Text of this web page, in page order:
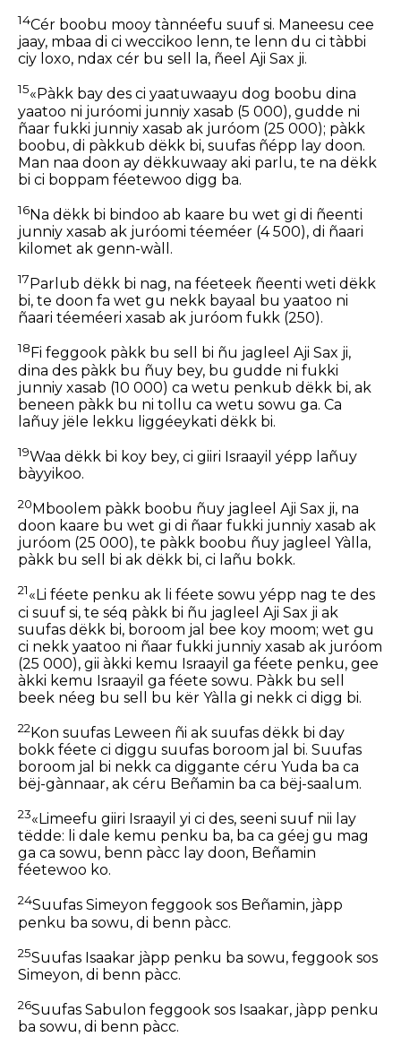
14Cér boobu mooy tànnéefu suuf si. Maneesu cee
jaay, mbaa di ci weccikoo lenn, te lenn du ci tàbbi
ciy loxo, ndax cér bu sell la, ñeel Aji Sax ji.
15«Pàkk bay des ci yaatuwaayu dog boobu dina
yaatoo ni juróomi junniy xasab (5 000), gudde ni
ñaar fukki junniy xasab ak juróom (25 000); pàkk
boobu, di pàkkub dëkk bi, suufas ñépp lay doon.
Man naa doon ay dëkkuwaay aki parlu, te na dëkk
bi ci boppam féetewoo digg ba.
16Na dëkk bi bindoo ab kaare bu wet gi di ñeenti
junniy xasab ak juróomi téeméer (4 500), di ñaari
kilomet ak genn-wàll.
17 Parlub dëkk bi nag, na féeteek ñeenti weti dëkk
bi, te doon fa wet gu nekk bayaal bu yaatoo ni
ñaari téeméeri xasab ak juróom fukk (250).
18 Fi feggook pàkk bu sell bi ñu jagleel Aji Sax ji,
dina des pàkk bu ñuy bey, bu gudde ni fukki
junniy xasab (10 000) ca wetu penkub dëkk bi, ak
beneen pàkk bu ni tollu ca wetu sowu ga. Ca
lañuy jële lekku liggéeykati dëkk bi.
19Waa dëkk bi koy bey, ci giiri Israayil yépp lañuy
bàyyikoo.
20 Mboolem pàkk boobu ñuy jagleel Aji Sax ji, na
doon kaare bu wet gi di ñaar fukki junniy xasab ak
juróom (25 000), te pàkk boobu ñuy jagleel Yàlla,
pàkk bu sell bi ak dëkk bi, ci lañu bokk.
21«Li féete penku ak li féete sowu yépp nag te des
ci suuf si, te séq pàkk bi ñu jagleel Aji Sax ji ak
suufas dëkk bi, boroom jal bee koy moom; wet gu
ci nekk yaatoo ni ñaar fukki junniy xasab ak juróom
(25 000), gii àkki kemu Israayil ga féete penku, gee
àkki kemu Israayil ga féete sowu. Pàkk bu sell
beek néeg bu sell bu kër Yàlla gi nekk ci digg bi.
22Kon suufas Leween ñi ak suufas dëkk bi day
bokk féete ci diggu suufas boroom jal bi. Suufas
boroom jal bi nekk ca diggante céru Yuda ba ca
bëj-gànnaar, ak céru Beñamin ba ca bëj-saalum.
23«Limeefu giiri Israayil yi ci des, seeni suuf nii lay
tëdde: li dale kemu penku ba, ba ca géej gu mag
ga ca sowu, benn pàcc lay doon, Beñamin
féetewoo ko.
24Suufas Simeyon feggook sos Beñamin, jàpp
penku ba sowu, di benn pàcc.
25Suufas Isaakar jàpp penku ba sowu, feggook sos
Simeyon, di benn pàcc.
26Suufas Sabulon feggook sos Isaakar, jàpp penku
ba sowu, di benn pàcc.